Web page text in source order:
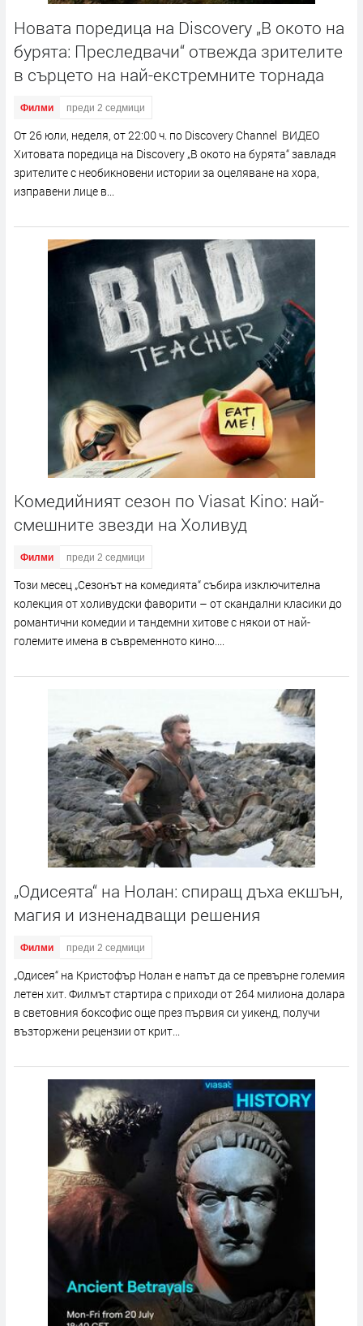
Новата поредица на Discovery „В окото на
бурята: Преследвачи“ отвежда зрителите
в сърцето на най-екстремните торнада
Филми преди 2 седмици
От 26 юли, неделя, от 22:00 ч. по Discovery Channel ВИДЕО
Хитовата поредица на Discovery „В окото на бурята“ завладя
зрителите с необикновени истории за оцеляване на хора,
изправени лице в...
Комедийният сезон по Viasat Kino: най-
смешните звезди на Холивуд
Филми преди 2 седмици
Този месец „Сезонът на комедията“ събира изключителна
колекция от холивудски фаворити – от скандални класики до
романтични комедии и тандемни хитове с някои от най-
големите имена в съвременното кино....
„Одисеята“ на Нолан: спиращ дъха екшън,
магия и изненадващи решения
Филми преди 2 седмици
„Одисея“ на Кристофър Нолан е напът да се превърне големия
летен хит. Филмът стартира с приходи от 264 милиона долара
в световния боксофис още през първия си уикенд, получи
възторжени рецензии от крит...